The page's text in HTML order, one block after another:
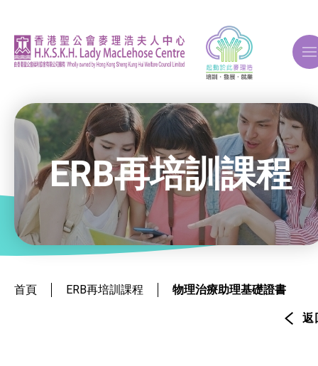
關於我們
ERB再培訓課程
就業掛鈎課程
ERB再培訓課程
首頁 ERB再培訓課程 物理治療助理基礎證書
返